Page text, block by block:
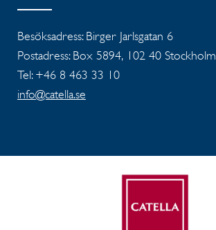
Besöksadress: Birger Jarlsgatan 6
Postadress: Box 5894, 102 40 Stockholm
Tel: +46 8 463 33 10
info@catella.se